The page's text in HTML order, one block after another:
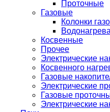
Проточные
Газовые
Колонки
Косвенные
Прочее
Электрические
Косвенного
Газовые
Электрические
Газовые
Электрические